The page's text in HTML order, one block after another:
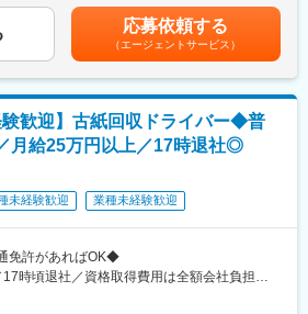
用品「ウェット手袋」をプライベートブラン
の販売チャネルの活用と新たな流通チャネル
・介護用品の販売拡大を推進しています。ま
・保全・環境事業を立ち上げ、紙パルプ製造
じめとする生産施設に対しソリューション提
の運営構築を推進することで、更なる企業価
います。
な加工製品（シールや型抜きノート等）をお
て企画、開発、販売）
が4割、加工製品等が2割となっており、今後
れていき、よりお客様のニーズにあった付加
やしていく計画です。
あり、タオルペーパーや不織布（マスク、ウ
覚えていただくため受発注や倉庫での入出荷
ます。その後、3ヶ月程度先輩と同行しＯＪＴ
れを覚えていただきます。
年2回※前年度実績…3ヶ月相当■昇給年1回（6
載金額は選考を通じて上下する可能性があり
固定手当を含みます。
応募依頼する
（エージェントサービス）
験歓迎】古紙回収ドライバー◆普
月給25万円以上／17時退社◎
未経験歓迎 業種未経験歓迎
免許があればOK◆
時頃退社／資格取得費用は全額会社負担／